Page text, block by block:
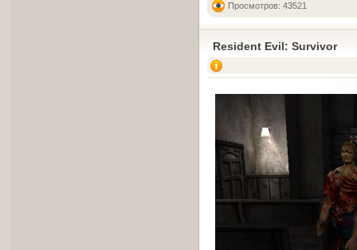
Просмотров: 43521
Resident Evil: Survivor